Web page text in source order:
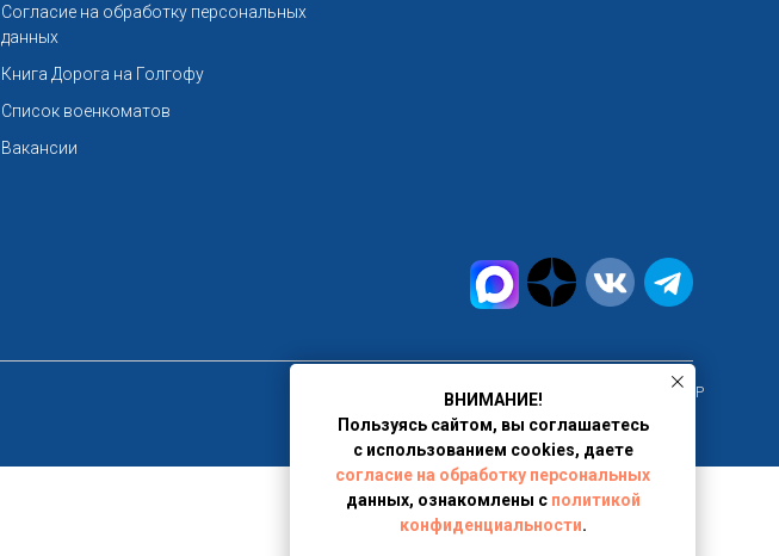
Согласие на обработку персональных
данных
Книга Дорога на Голгофу
Список военкоматов
Вакансии
г. Москва, ИНН 9717102080, ООО "ПРАВОВОЙ ЦЕНТР
ВНИМАНИЕ!
Пользуясь сайтом, вы соглашаетесь
с использованием cookies, даете
согласие на обработку персональных
данных, ознакомлены с политикой
конфиденциальности.